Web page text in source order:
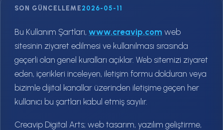
SON GÜNCELLEME 2026-05-11
Bu Kullanım Şartları, www.creavip.com web
sitesinin ziyaret edilmesi ve kullanılması sırasında
geçerli olan genel kuralları açıklar. Web sitemizi ziyaret
eden, içerikleri inceleyen, iletişim formu dolduran veya
bizimle dijital kanallar üzerinden iletişime geçen her
kullanıcı bu şartları kabul etmiş sayılır.
Creavip Digital Arts; web tasarım, yazılım geliştirme,